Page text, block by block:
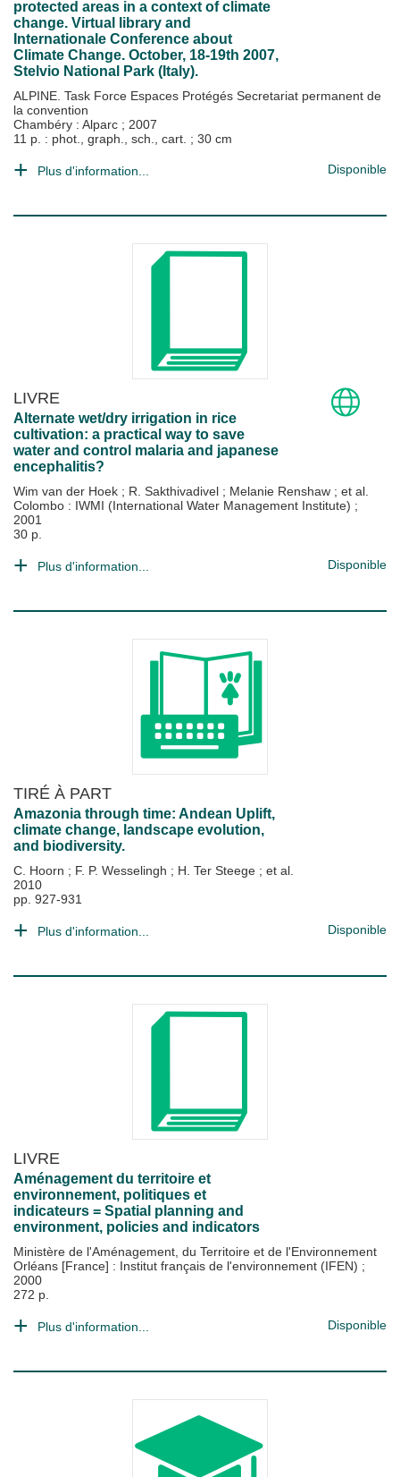
protected areas in a context of climate
change. Virtual library and
Internationale Conference about
Climate Change. October, 18-19th 2007,
Stelvio National Park (Italy).
ALPINE. Task Force Espaces Protégés Secretariat permanent de
la convention
Chambéry : Alparc ; 2007
11 p. : phot., graph., sch., cart. ; 30 cm
Plus d'information... Disponible
LIVRE
Alternate wet/dry irrigation in rice
cultivation: a practical way to save
water and control malaria and japanese
encephalitis?
Wim van der Hoek ; R. Sakthivadivel ; Melanie Renshaw ; et al.
Colombo : IWMI (International Water Management Institute) ;
2001
30 p.
Plus d'information... Disponible
TIRÉ À PART
Amazonia through time: Andean Uplift,
climate change, landscape evolution,
and biodiversity.
C. Hoorn ; F. P. Wesselingh ; H. Ter Steege ; et al.
2010
pp. 927-931
Plus d'information... Disponible
LIVRE
Aménagement du territoire et
environnement, politiques et
indicateurs = Spatial planning and
environment, policies and indicators
Ministère de l'Aménagement, du Territoire et de l'Environnement
Orléans [France] : Institut français de l'environnement (IFEN) ;
2000
272 p.
Plus d'information... Disponible